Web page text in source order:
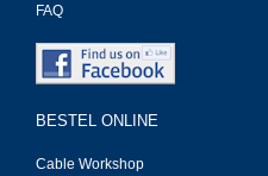
FAQ
BESTEL ONLINE
Cable Workshop